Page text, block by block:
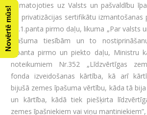
Pamatojoties uz Valsts un pašvaldību
un privatizācijas sertifikātu izmantošanas
26.1.panta pirmo daļu, likuma „Par valsts
īpašuma tiesībām un to
6.panta pirmo un piekto daļu, Ministru
noteikumiem Nr.352 „Līdzvērtīgas
fonda izveidošanas kārtība, kā arī
bijušā zemes īpašuma vērtību, kāda tā
un kārtība, kādā tiek piešķirta
zemes īpašniekiem vai viņu mantiniekiem”,
Novērtē mūs!